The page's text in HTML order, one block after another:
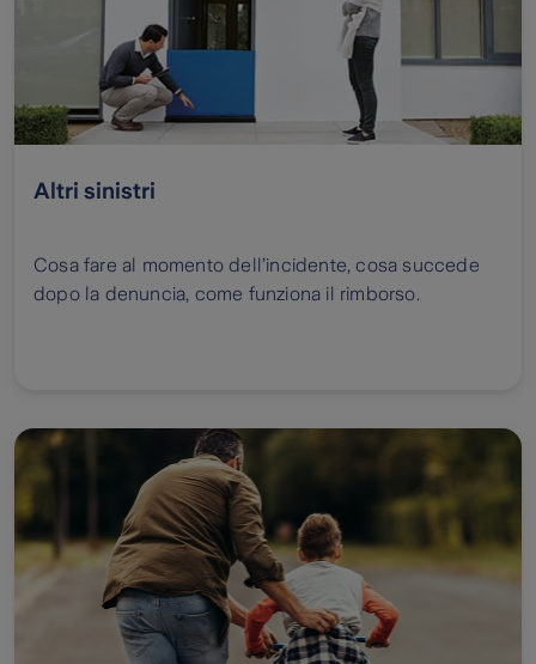
Altri sinistri
Cosa fare al momento dell’incidente, cosa succede
dopo la denuncia, come funziona il rimborso.